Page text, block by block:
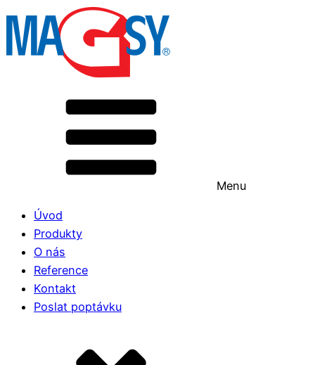
Menu
Úvod
Produkty
O nás
Reference
Kontakt
Poslat poptávku